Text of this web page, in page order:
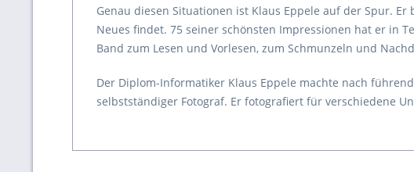
Genau diesen Situationen ist Klaus Eppele auf der Spur.
Neues findet. 75 seiner schönsten Impressionen hat er in
Band zum Lesen und Vorlesen, zum Schmunzeln und
Der Diplom-Informatiker Klaus Eppele machte nach
selbstständiger Fotograf. Er fotografiert für verschiedene